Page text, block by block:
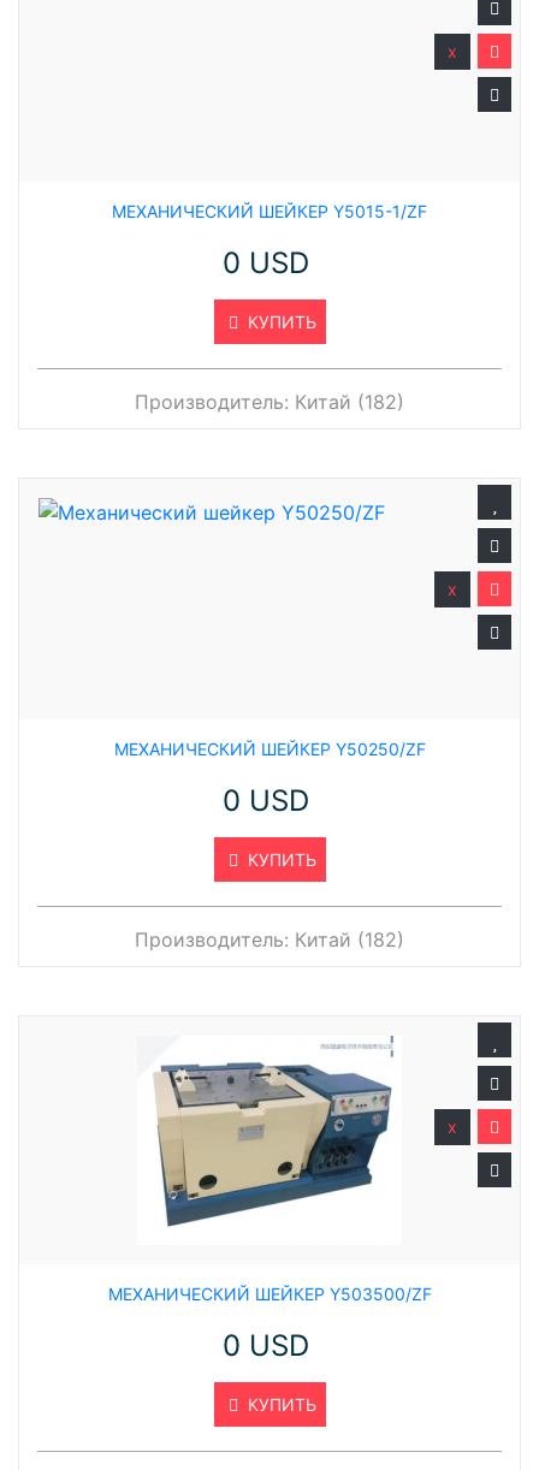
МЕХАНИЧЕСКИЙ ШЕЙКЕР Y5015-1/ZF
0 USD
КУПИТЬ
x
Производитель: Китай (182)
МЕХАНИЧЕСКИЙ ШЕЙКЕР Y50250/ZF
0 USD
КУПИТЬ
x
Производитель: Китай (182)
МЕХАНИЧЕСКИЙ ШЕЙКЕР Y503500/ZF
0 USD
КУПИТЬ
x